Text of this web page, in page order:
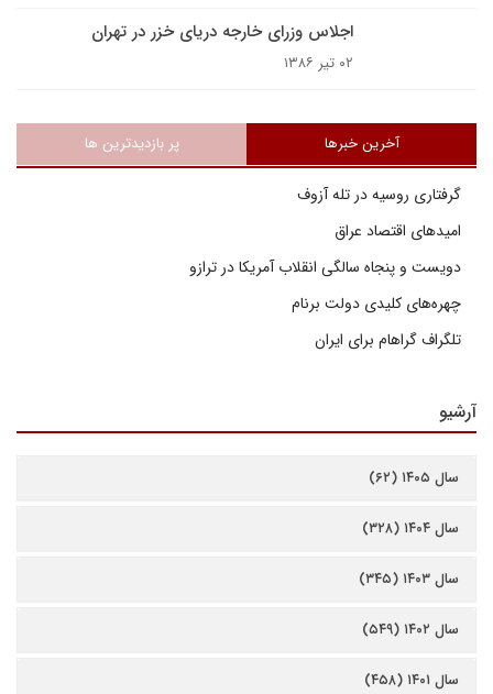
اجلاس وزراى خارجه درياى خزر در تهران
۰۲ تیر ۱۳۸۶
آخرین خبرها پر بازدیدترین ها
گرفتاری روسیه در تله آزوف
امیدهای اقتصاد عراق
دویست و پنجاه سالگی انقلاب آمریکا در ترازو
چهره‌های کلیدی دولت برنام
تلگراف گراهام برای ایران
آرشیو
سال ۱۴۰۵ (۶۲)
سال ۱۴۰۴ (۳۲۸)
سال ۱۴۰۳ (۳۴۵)
سال ۱۴۰۲ (۵۴۹)
سال ۱۴۰۱ (۴۵۸)